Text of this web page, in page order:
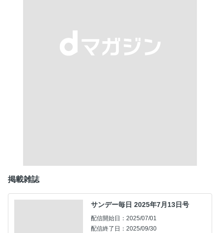
掲載雑誌
サンデー毎日 2025年7月13日号
配信開始日：2025/07/01
配信終了日：2025/09/30